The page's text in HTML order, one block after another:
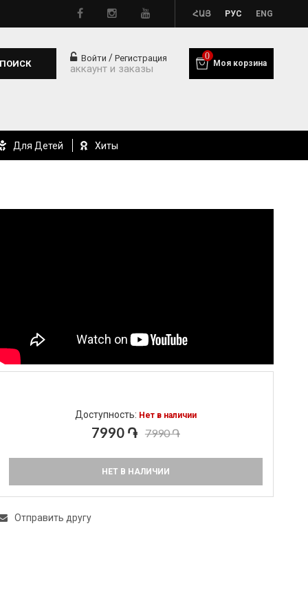
ՀԱՅ РУС ENG
Войти / Регистрация
аккаунт и заказы
0
Моя корзина
Для Детей Хиты
Доступность: Нет в наличии
7990 ֏ 7990 ֏
НЕТ В НАЛИЧИИ
Отправить другу